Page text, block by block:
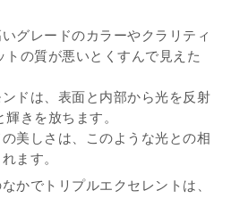
グレードのカラーやクラリティ
の質が悪いとくすんで見えた
ドは、表面と内部から光を反射
きを放ちます。
美しさは、このような光との相
ます。
かでトリプルエクセレントは、